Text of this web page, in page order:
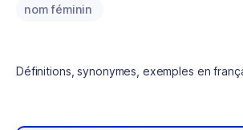
nom féminin
Définitions, synonymes, exemples en